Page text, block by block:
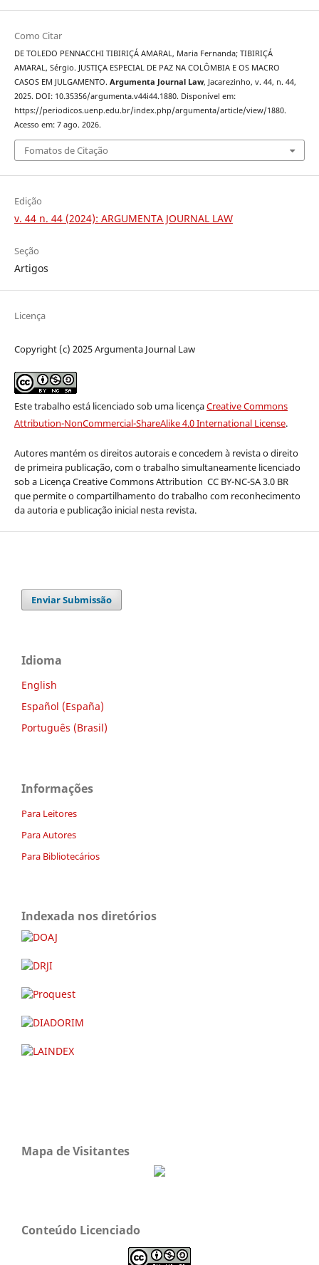
Como Citar
DE TOLEDO PENNACCHI TIBIRIÇÁ AMARAL, Maria Fernanda; TIBIRIÇÁ
AMARAL, Sérgio. JUSTIÇA ESPECIAL DE PAZ NA COLÔMBIA E OS MACRO
CASOS EM JULGAMENTO. Argumenta Journal Law, Jacarezinho, v. 44, n. 44,
2025. DOI: 10.35356/argumenta.v44i44.1880. Disponível em:
https://periodicos.uenp.edu.br/index.php/argumenta/article/view/1880.
Acesso em: 7 ago. 2026.
Fomatos de Citação
Edição
v. 44 n. 44 (2024): ARGUMENTA JOURNAL LAW
Seção
Artigos
Licença
Copyright (c) 2025 Argumenta Journal Law
Este trabalho está licenciado sob uma licençaCreative Commons
Attribution-NonCommercial-ShareAlike 4.0 International License.
Autores mantém os direitos autorais e concedem à revista o direito
de primeira publicação, com o trabalho simultaneamente licenciado
sob a Licença Creative Commons Attribution CC BY-NC-SA 3.0 BR
que permite o compartilhamento do trabalho com reconhecimento
da autoria e publicação inicial nesta revista.
Enviar Submissão
Idioma
English
Español (España)
Português (Brasil)
Informações
Para Leitores
Para Autores
Para Bibliotecários
Indexada nos diretórios
Mapa de Visitantes
Conteúdo Licenciado